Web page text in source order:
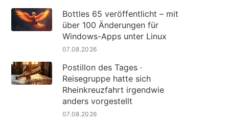
Bottles 65 veröffentlicht – mit
über 100 Änderungen für
Windows-Apps unter Linux
07.08.2026
Postillon des Tages ·
Reisegruppe hatte sich
Rheinkreuzfahrt irgendwie
anders vorgestellt
07.08.2026